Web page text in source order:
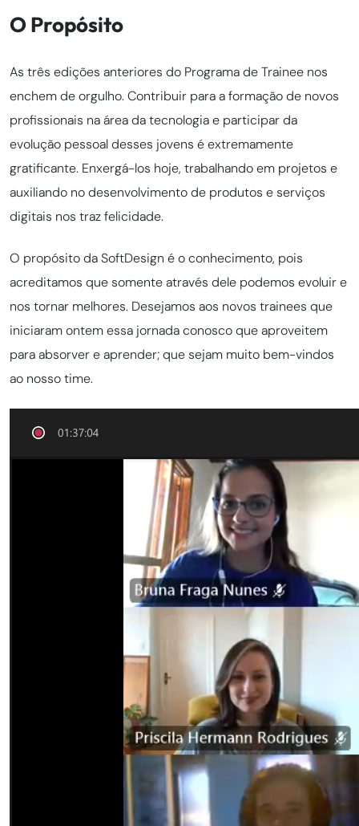
O Propósito
As três edições anteriores do Programa de Trainee nos
enchem de orgulho. Contribuir para a formação de novos
profissionais na área da tecnologia e participar da
evolução pessoal desses jovens é extremamente
gratificante. Enxergá-los hoje, trabalhando em projetos e
auxiliando no desenvolvimento de produtos e serviços
digitais nos traz felicidade.
O propósito da SoftDesign é o conhecimento, pois
acreditamos que somente através dele podemos evoluir e
nos tornar melhores. Desejamos aos novos trainees que
iniciaram ontem essa jornada conosco que aproveitem
para absorver e aprender; que sejam muito bem-vindos
ao nosso time.